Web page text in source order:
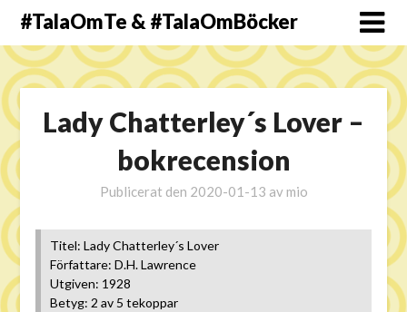
#TalaOmTe & #TalaOmBöcker
Lady Chatterley´s Lover –
bokrecension
Publicerat den 2020-01-13 av mio
Titel: Lady Chatterley´s Lover
Författare: D.H. Lawrence
Utgiven: 1928
Betyg: 2 av 5 tekoppar